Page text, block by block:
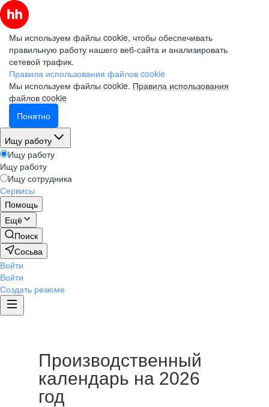
Мы используем файлы cookie, чтобы обеспечивать
правильную работу нашего веб-сайта и анализировать
сетевой трафик.
Правила использования файлов cookie
Мы используем файлы cookie. Правила использования
файлов cookie
Понятно
Ищу работу
Ищу работу
Ищу работу
Ищу сотрудника
Сервисы
Помощь
Ещё
Поиск
Сосьва
Войти
Войти
Создать резюме
Производственный
календарь на 2026
год